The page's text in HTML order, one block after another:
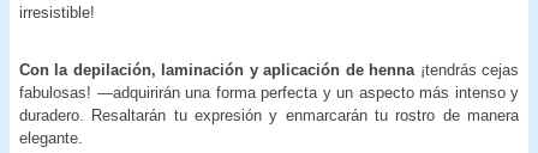
irresistible!
Con la depilación, laminación y aplicación de henna ¡tendrás cejas
fabulosas! —adquirirán una forma perfecta y un aspecto más intenso y
duradero. Resaltarán tu expresión y enmarcarán tu rostro de manera
elegante.